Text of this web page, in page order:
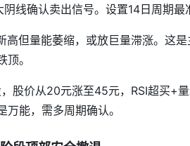
线确认卖出信号。设置14日周期最
但量能萎缩，或放巨量滞涨。这
。
股价从20元涨至45元，RSI超买+
能，需多周期确认。